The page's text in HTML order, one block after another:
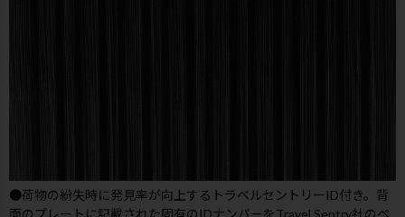
●荷物の紛失時に発見率が向上するトラベルセントリーID付き。背